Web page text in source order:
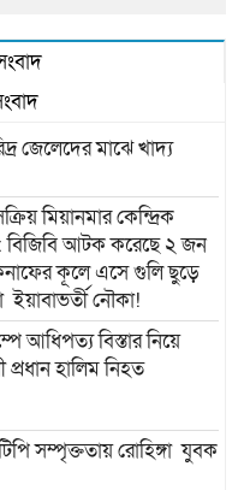
জেলেদের মাঝে খাদ্য
মিয়ানমার কেন্দ্রিক
: বিজিবি আটক করেছে ২ জন
কূলে এসে গুলি ছুড়ে
ইয়াবাভর্তী নৌকা!
আধিপত্য বিস্তার নিয়ে
প্রধান হালিম নিহত
সম্পৃক্ততায় রোহিঙ্গা যুবক